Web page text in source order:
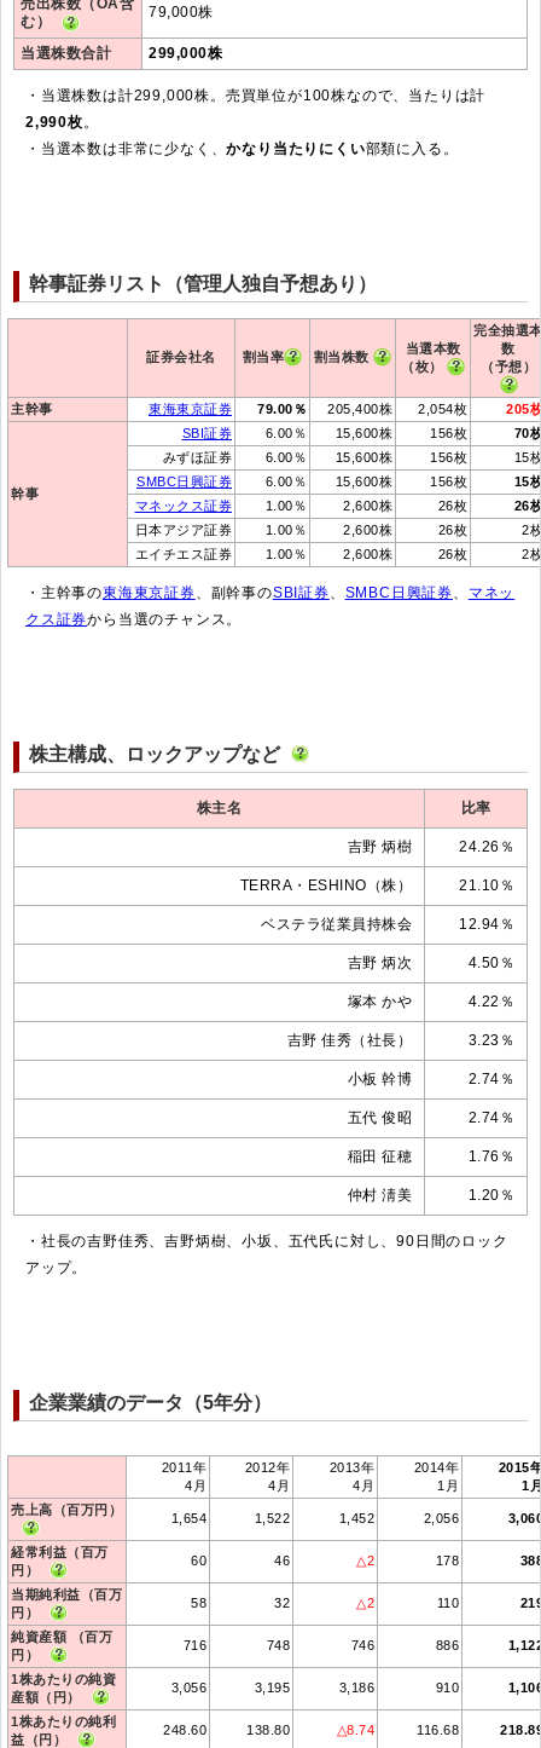
売出株数（OA含
む）
79,000株
当選株数合計 299,000株
・当選株数は計299,000株。売買単位が100株なので、当たりは計
2,990枚。
・当選本数は非常に少なく、かなり当たりにくい部類に入る。
幹事証券リスト（管理人独自予想あり）
証券会社名 割当率 割当株数
当選本数
（枚）
完全抽選
数
（予想）
主幹事 東海東京証券 79.00％ 205,400株 2,054枚 205
幹事
SBI証券 6.00％ 15,600株 156枚
70
みずほ証券
6.00％ 15,600株 156枚
15
SMBC日興証券
6.00％ 15,600株 156枚
15
マネックス証券
1.00％ 2,600株 26枚
26
日本アジア証券
1.00％ 2,600株 26枚
2
エイチエス証券
1.00％ 2,600株 26枚 2
・主幹事の東海東京証券、副幹事のSBI証券、 SMBC日興証券、 マネッ
クス証券から当選のチャンス。
株主構成、ロックアップなど
株主名 比率
吉野 炳樹 24.26％
TERRA・ESHINO（株） 21.10％
ベステラ従業員持株会 12.94％
吉野 炳次 4.50％
塚本 かや 4.22％
吉野 佳秀（社長） 3.23％
小板 幹博 2.74％
五代 俊昭 2.74％
稲田 征穂 1.76％
仲村 淸美 1.20％
・社長の吉野佳秀、吉野炳樹、小坂、五代氏に対し、90日間のロック
アップ。
企業業績のデータ（5年分）
2011年
4月
2012年
4月
2013年
4月
2014年
1月
2015
1
売上高（百万円）
1,654 1,522 1,452 2,056
経常利益（百万
円）
60 46 △2 178
当期純利益（百万
円）
58 32 △2 110
純資産額 （百万
円）
716 748 746 886
1株あたりの純資
産額（円）
3,056 3,195 3,186 910
1株あたりの純利
益（円）
248.60 138.80 △8.74 116.68